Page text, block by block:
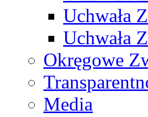
Uchwała
Uchwała
Okręgowe
Media